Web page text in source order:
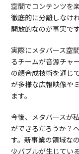
空間でコンテンツを
徹底的に分離しなけ
開放的なのが事実です
実際にメタバース空
るチームが音源チャ
の顔合成技術を通じ
が多様な広報映像や
ます。
今後、メタバースが
ができるだろうか？
す。新事業の領域な
少バブルが生じてい